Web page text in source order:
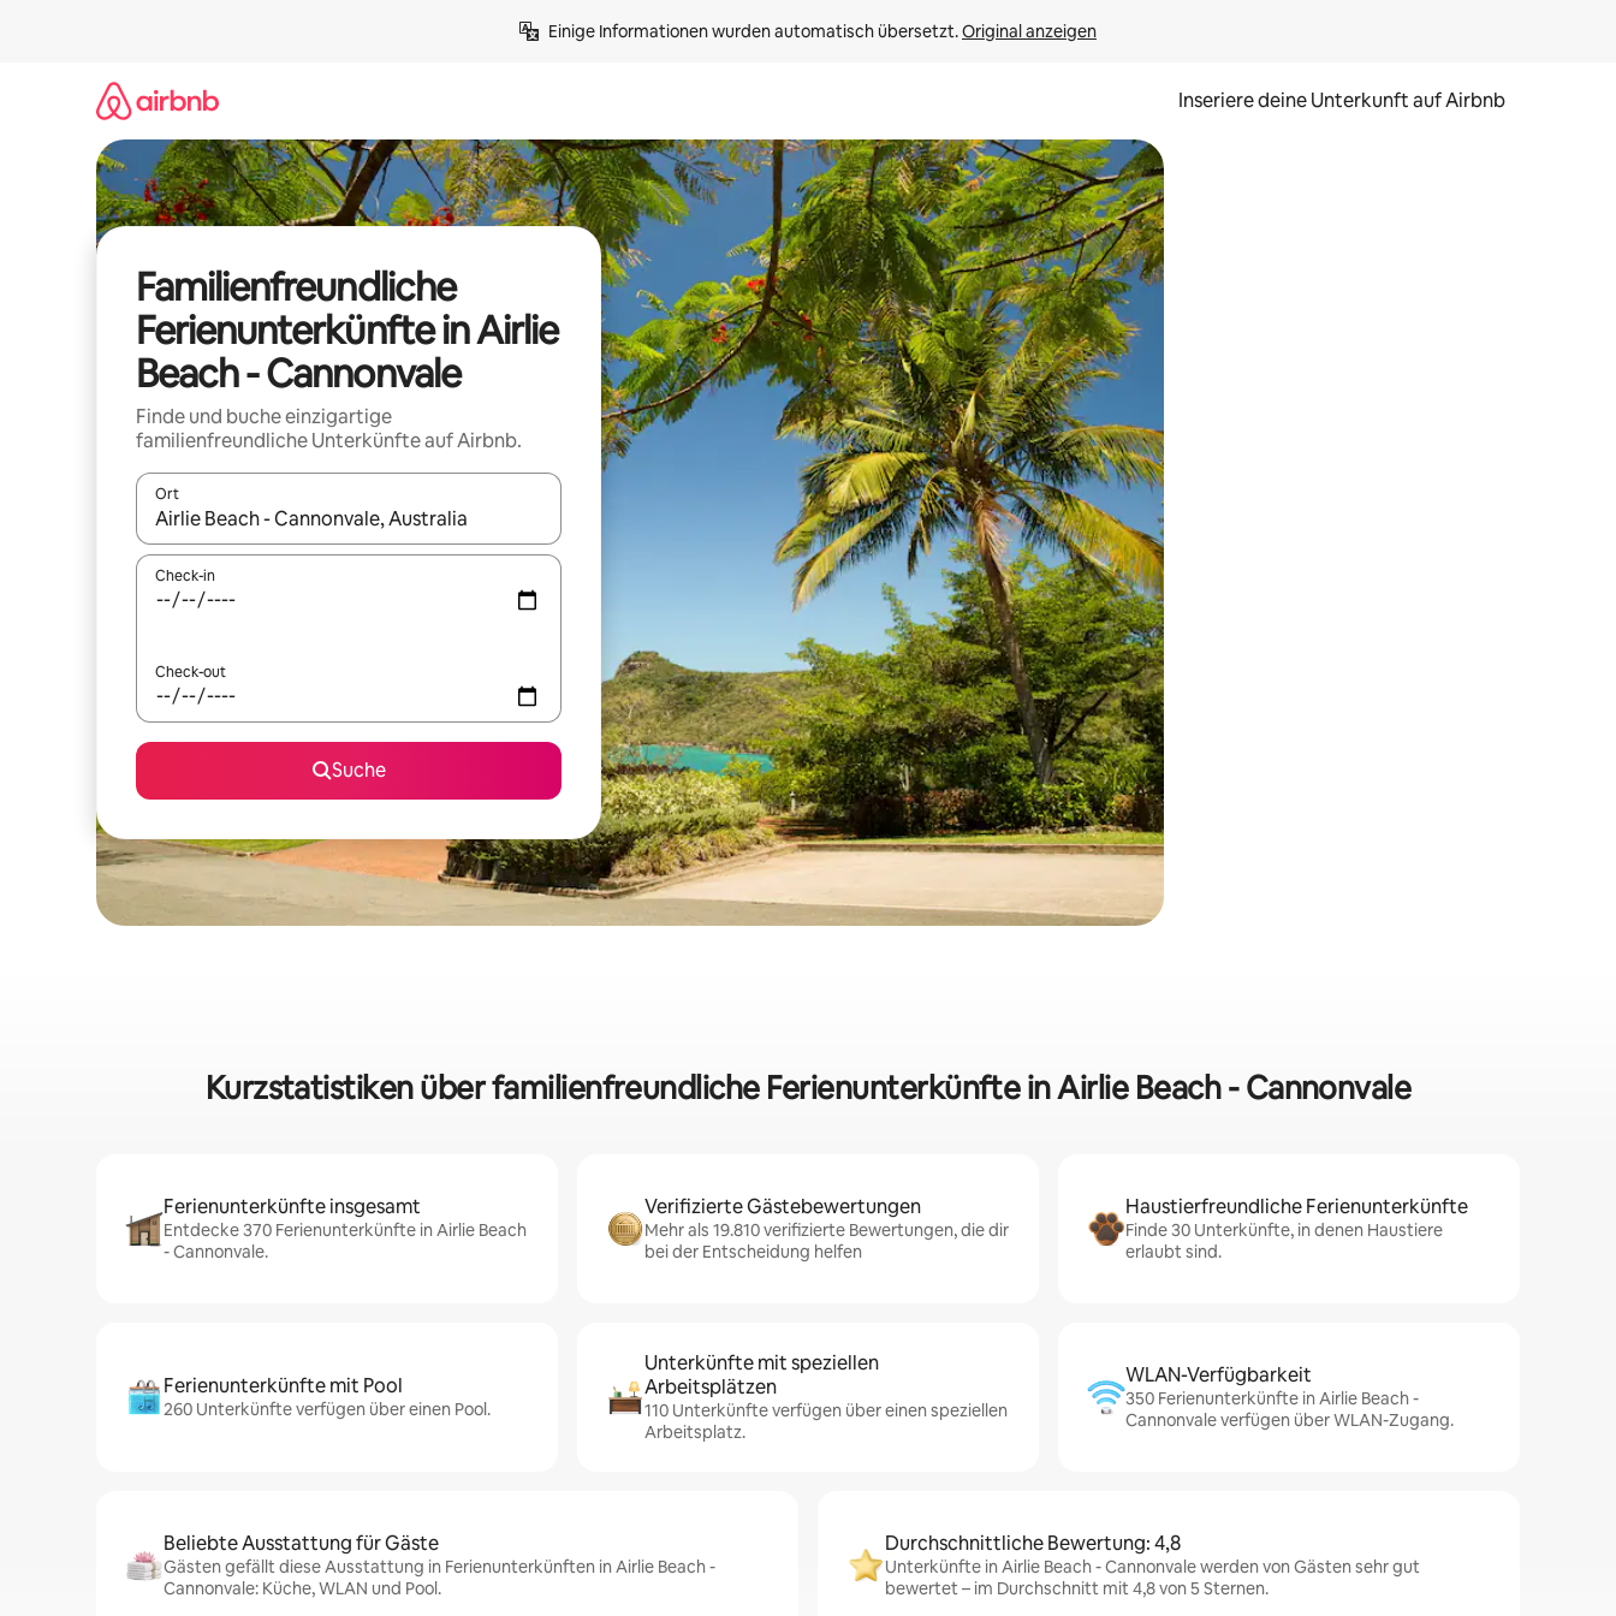
Einige Informationen wurden automatisch übersetzt. Original anzeigen
Inseriere deine Unterkunft auf Airbnb
Familienfreundliche
Ferienunterkünfte in Airlie
Beach - Cannonvale
Finde und buche einzigartige
familienfreundliche Unterkünfte auf Airbnb.
Ort
Wenn Ergebnisse verfügbar sind, navigiere mit den Pfeiltasten nach oben und unten oder erkunde die Ergebnisse durch Berühren oder Wischgesten.
Check-in
Check-out
Suche
Kurzstatistiken über familienfreundliche Ferienunterkünfte in Airlie Beach - Cannonvale
Ferienunterkünfte insgesamt
Entdecke 370 Ferienunterkünfte in Airlie Beach
- Cannonvale.
Verifizierte Gästebewertungen
Mehr als 19.810 verifizierte Bewertungen, die dir
bei der Entscheidung helfen
Haustierfreundliche Ferienunterkünfte
Finde 30 Unterkünfte, in denen Haustiere
erlaubt sind.
Ferienunterkünfte mit Pool
260 Unterkünfte verfügen über einen Pool.
Unterkünfte mit speziellen
Arbeitsplätzen
110 Unterkünfte verfügen über einen speziellen
Arbeitsplatz.
WLAN-Verfügbarkeit
350 Ferienunterkünfte in Airlie Beach -
Cannonvale verfügen über WLAN-Zugang.
Beliebte Ausstattung für Gäste
Gästen gefällt diese Ausstattung in Ferienunterkünften in Airlie Beach -
Cannonvale: Küche, WLAN und Pool.
Durchschnittliche Bewertung: 4,8
Unterkünfte in Airlie Beach - Cannonvale werden von Gästen sehr gut
bewertet – im Durchschnitt mit 4,8 von 5 Sternen.